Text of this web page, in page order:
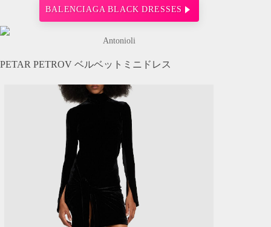
BALENCIAGA BLACK DRESSES
Antonioli
PETAR PETROV ベルベットミニドレス